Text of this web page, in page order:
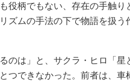
役柄でもない、存在の手触
ズムの手法の下で物語を扱
のは」と、サクラ・ヒロ「星
つできなかった。前者は、